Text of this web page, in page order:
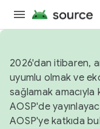
2026'dan itibaren,
uyumlu olmak ve
sağlamak
AOSP'de
AOSP'ye katkıda